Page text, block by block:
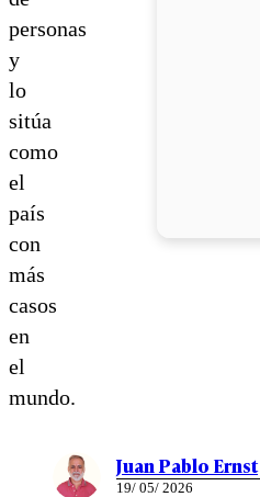
personas
y
lo
sitúa
como
el
país
con
más
casos
en
el
mundo.
Juan Pablo Ernst
19/ 05/ 2026